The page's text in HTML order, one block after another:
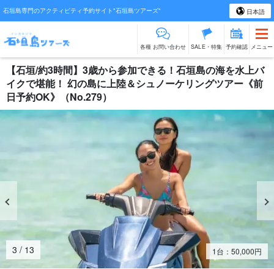
石垣島専門のアクティビティ予約サイト"石垣島ツアーズ" 日本語
各種 お問い合わせ SALE・特集 予約確認 メニュー
【石垣/約3時間】3歳から参加できる！石垣島の海を水上バ
イクで堪能！ 幻の島に上陸＆シュノーケリングツアー《前
日予約OK》（No.279）
4 / 13 1台： 50,000円